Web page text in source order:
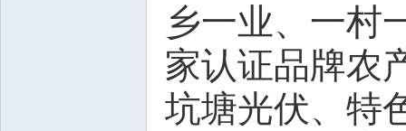
乡一业、一村
家认证品牌农
坑塘光伏、特